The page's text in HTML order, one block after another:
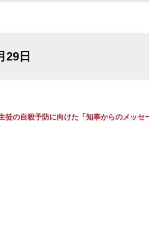
29日
徒の自殺予防に向けた「知事からのメッセ